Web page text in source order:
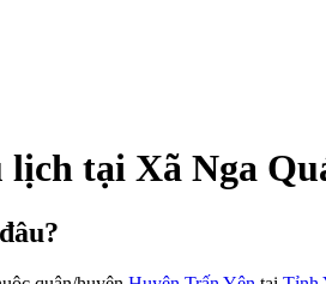
tại Xã Nga